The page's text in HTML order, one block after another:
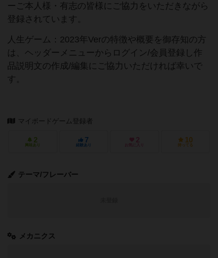
ーご本人様・有志の皆様にご協力をいただきながら
登録されています。
人生ゲーム：2023年Verの特徴や概要を御存知の方
は、ヘッダーメニューからログイン/会員登録し作
品説明文の作成/編集にご協力いただければ幸いで
す。
マイボードゲーム登録者
2
興味あり
7
経験あり
2
お気に入り
10
持ってる
テーマ/フレーバー
メカニクス